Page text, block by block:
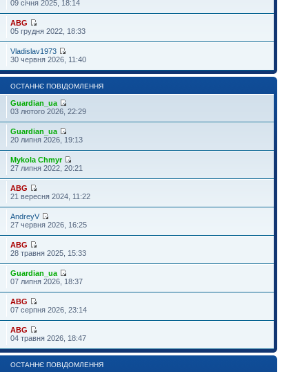
09 січня 2025, 18:14
ABG
05 грудня 2022, 18:33
Vladislav1973
30 червня 2026, 11:40
ОСТАННЄ ПОВІДОМЛЕННЯ
Guardian_ua
03 лютого 2026, 22:29
Guardian_ua
20 липня 2026, 19:13
Mykola Chmyr
27 липня 2022, 20:21
ABG
21 вересня 2024, 11:22
AndreyV
27 червня 2026, 16:25
ABG
28 травня 2025, 15:33
Guardian_ua
07 липня 2026, 18:37
ABG
07 серпня 2026, 23:14
ABG
04 травня 2026, 18:47
ОСТАННЄ ПОВІДОМЛЕННЯ